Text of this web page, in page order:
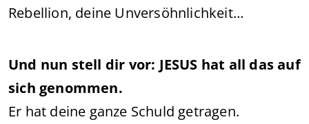
Rebellion, deine Unversöhnlichkeit…
Und nun stell dir vor: JESUS hat all das auf
sich genommen.
Er hat deine ganze Schuld getragen.